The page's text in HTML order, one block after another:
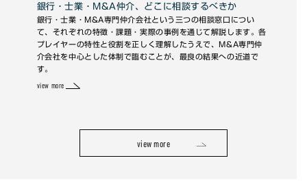
に相談するべきか
う三つの相談窓口につい
事例を通じて解説します。各
解したうえで、M&A専門仲
が、最良の結果への近道で
━ 低額譲渡の税務リスクと対処法 ━
未上場の株式の低額譲で思わぬ税負担が発生す
す。いくらまでなら、どの範囲の関係者までな
かは専門家でも明確に解答しにくいため、不確
の取引のリスクは決して小さくありません。
view more